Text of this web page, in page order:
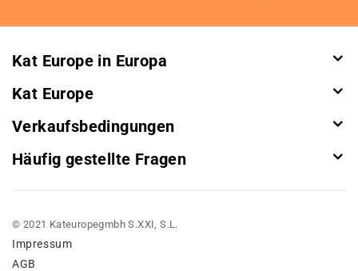
Kat Europe in Europa
Kat Europe
Verkaufsbedingungen
Häufig gestellte Fragen
© 2021 Kateuropegmbh S.XXI, S.L.
Impressum
AGB